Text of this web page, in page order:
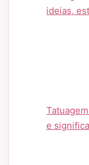
ideias,
e